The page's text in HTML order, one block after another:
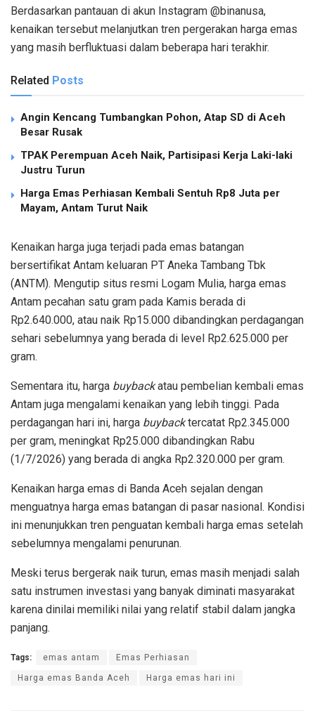
Berdasarkan pantauan di akun Instagram @binanusa,
kenaikan tersebut melanjutkan tren pergerakan harga emas
yang masih berfluktuasi dalam beberapa hari terakhir.
Related Posts
Angin Kencang Tumbangkan Pohon, Atap SD di Aceh
Besar Rusak
TPAK Perempuan Aceh Naik, Partisipasi Kerja Laki-laki
Justru Turun
Harga Emas Perhiasan Kembali Sentuh Rp8 Juta per
Mayam, Antam Turut Naik
Kenaikan harga juga terjadi pada emas batangan
bersertifikat Antam keluaran PT Aneka Tambang Tbk
(ANTM). Mengutip situs resmi Logam Mulia, harga emas
Antam pecahan satu gram pada Kamis berada di
Rp2.640.000, atau naik Rp15.000 dibandingkan perdagangan
sehari sebelumnya yang berada di level Rp2.625.000 per
gram.
Sementara itu, harga buybackatau pembelian kembali emas
Antam juga mengalami kenaikan yang lebih tinggi. Pada
perdagangan hari ini, harga buybacktercatat Rp2.345.000
per gram, meningkat Rp25.000 dibandingkan Rabu
(1/7/2026) yang berada di angka Rp2.320.000 per gram.
Kenaikan harga emas di Banda Aceh sejalan dengan
menguatnya harga emas batangan di pasar nasional. Kondisi
ini menunjukkan tren penguatan kembali harga emas setelah
sebelumnya mengalami penurunan.
Meski terus bergerak naik turun, emas masih menjadi salah
satu instrumen investasi yang banyak diminati masyarakat
karena dinilai memiliki nilai yang relatif stabil dalam jangka
panjang.
Tags: emas antam Emas Perhiasan
Harga emas Banda Aceh Harga emas hari ini